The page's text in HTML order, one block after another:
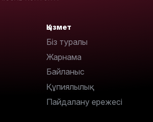
Қызмет
Біз туралы
Жарнама
Байланыс
Құпиялылық
Пайдалану ережесі